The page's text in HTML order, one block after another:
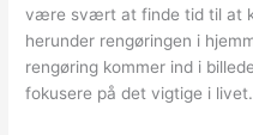
være svært at finde tid til at
herunder rengøringen i
rengøring kommer ind i
fokusere på det vigtige i livet.